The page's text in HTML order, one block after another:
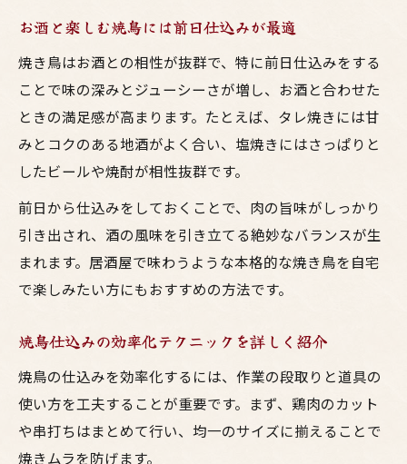
お酒と楽しむ焼鳥には前日仕込みが最適
焼き鳥はお酒との相性が抜群で、特に前日仕込みをする
ことで味の深みとジューシーさが増し、お酒と合わせた
ときの満足感が高まります。たとえば、タレ焼きには甘
みとコクのある地酒がよく合い、塩焼きにはさっぱりと
したビールや焼酎が相性抜群です。
前日から仕込みをしておくことで、肉の旨味がしっかり
引き出され、酒の風味を引き立てる絶妙なバランスが生
まれます。居酒屋で味わうような本格的な焼き鳥を自宅
で楽しみたい方にもおすすめの方法です。
焼鳥仕込みの効率化テクニックを詳しく紹介
焼鳥の仕込みを効率化するには、作業の段取りと道具の
使い方を工夫することが重要です。まず、鶏肉のカット
や串打ちはまとめて行い、均一のサイズに揃えることで
焼きムラを防げます。